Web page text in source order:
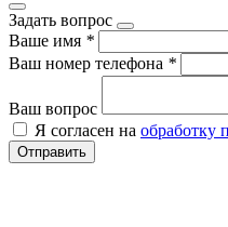
Задать вопрос
Ваше имя *
Ваш номер телефона *
Ваш вопрос
Я согласен на обработку
Отправить